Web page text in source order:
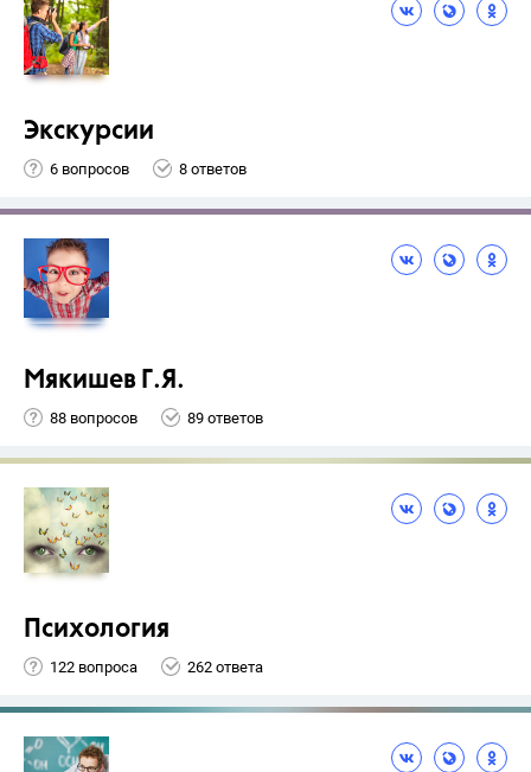
Экскурсии
6 вопросов 8 ответов
Мякишев Г.Я.
88 вопросов 89 ответов
Психология
122 вопроса 262 ответа